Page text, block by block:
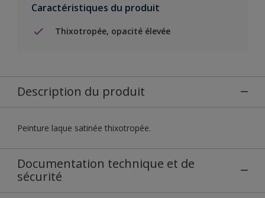
Caractéristiques du produit
Thixotropée, opacité élevée
Description du produit
Peinture laque satinée thixotropée.
Documentation technique et de
sécurité